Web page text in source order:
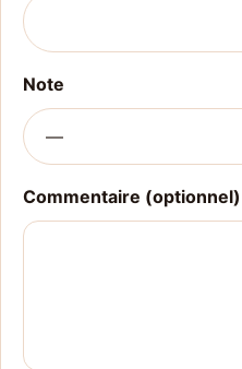
Note
Commentaire (optionnel)